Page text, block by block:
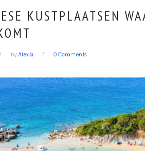
KUSTPLAATSEN
by Alexia 0 Comments